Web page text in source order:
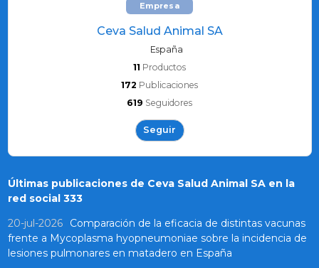
Empresa
Ceva Salud Animal SA
España
11 Productos
172 Publicaciones
619 Seguidores
Seguir
Últimas publicaciones de Ceva Salud Animal SA en la
red social 333
20-jul-2026
Comparación de la eficacia de distintas vacunas
frente a Mycoplasma hyopneumoniae sobre la incidencia de
lesiones pulmonares en matadero en España